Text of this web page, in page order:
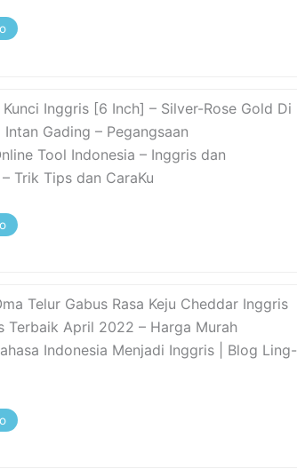
Inggris [6 Inch] – Silver-Rose Gold Di
Gading – Pegangsaan
Tool Indonesia – Inggris dan
Trik Tips dan CaraKu
Telur Gabus Rasa Keju Cheddar Inggris
Terbaik April 2022 – Harga Murah
Indonesia Menjadi Inggris | Blog Ling-